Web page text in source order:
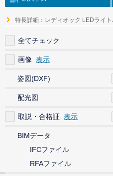
特長詳細：レディオック LEDライ
全てチェック
画像
姿図(DXF)
配光図
取説・合格証
BIMデータ
IFCファイル
RFAファイル